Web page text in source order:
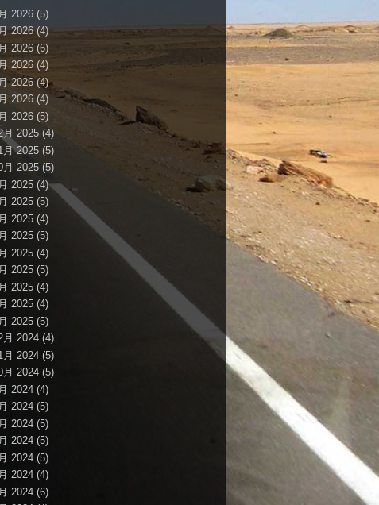
2026 (5)
2026(4)
2026 (6)
2026 (4)
2026(4)
2026 (4)
2026 (5)
月 2025 (4)
月 2025 (5)
月 2025 (5)
2025 (4)
2025 (5)
2025 (4)
2025 (5)
2025 (4)
2025 (5)
2025 (4)
2025 (4)
2025 (5)
月 2024 (4)
月 2024 (5)
月 2024 (5)
2024 (4)
2024 (5)
2024 (5)
2024 (5)
2024 (5)
2024 (4)
2024 (6)